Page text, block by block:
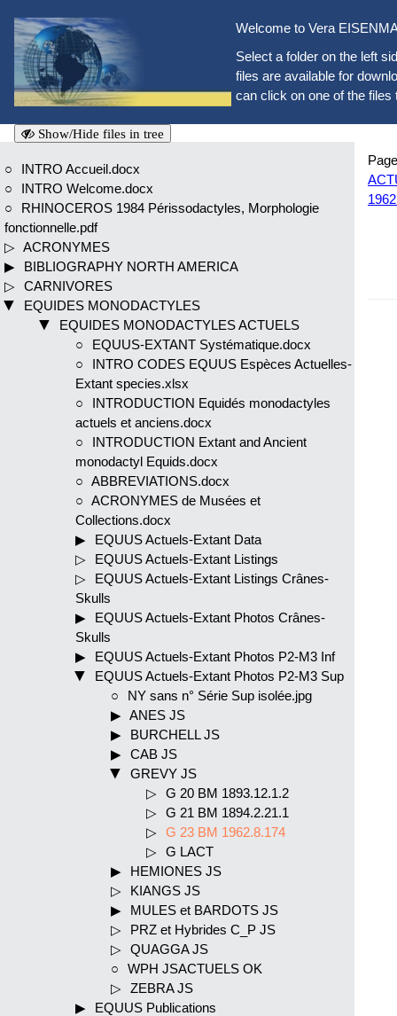
Welcome to Vera
Select a folder on the left
files are available for
can click on one of the files
Show/Hide files in tree
INTRO Accueil.docx
INTRO Welcome.docx
RHINOCEROS 1984 Périssodactyles, Morphologie
fonctionnelle.pdf
ACRONYMES
BIBLIOGRAPHY NORTH AMERICA
CARNIVORES
EQUIDES MONODACTYLES
EQUIDES MONODACTYLES ACTUELS
EQUUS-EXTANT Systématique.docx
INTRO CODES EQUUS Espèces Actuelles-
Extant species.xlsx
INTRODUCTION Equidés monodactyles
actuels et anciens.docx
INTRODUCTION Extant and Ancient
monodactyl Equids.docx
ABBREVIATIONS.docx
ACRONYMES de Musées et
Collections.docx
EQUUS Actuels-Extant Data
EQUUS Actuels-Extant Listings
EQUUS Actuels-Extant Listings Crânes-
Skulls
EQUUS Actuels-Extant Photos Crânes-
Skulls
EQUUS Actuels-Extant Photos P2-M3 Inf
EQUUS Actuels-Extant Photos P2-M3 Sup
NY sans n° Série Sup isolée.jpg
ANES JS
BURCHELL JS
CAB JS
GREVY JS
G 20 BM 1893.12.1.2
G 21 BM 1894.2.21.1
G 23 BM 1962.8.174
G LACT
HEMIONES JS
KIANGS JS
MULES et BARDOTS JS
PRZ et Hybrides C_P JS
QUAGGA JS
WPH JSACTUELS OK
ZEBRA JS
EQUUS Publications